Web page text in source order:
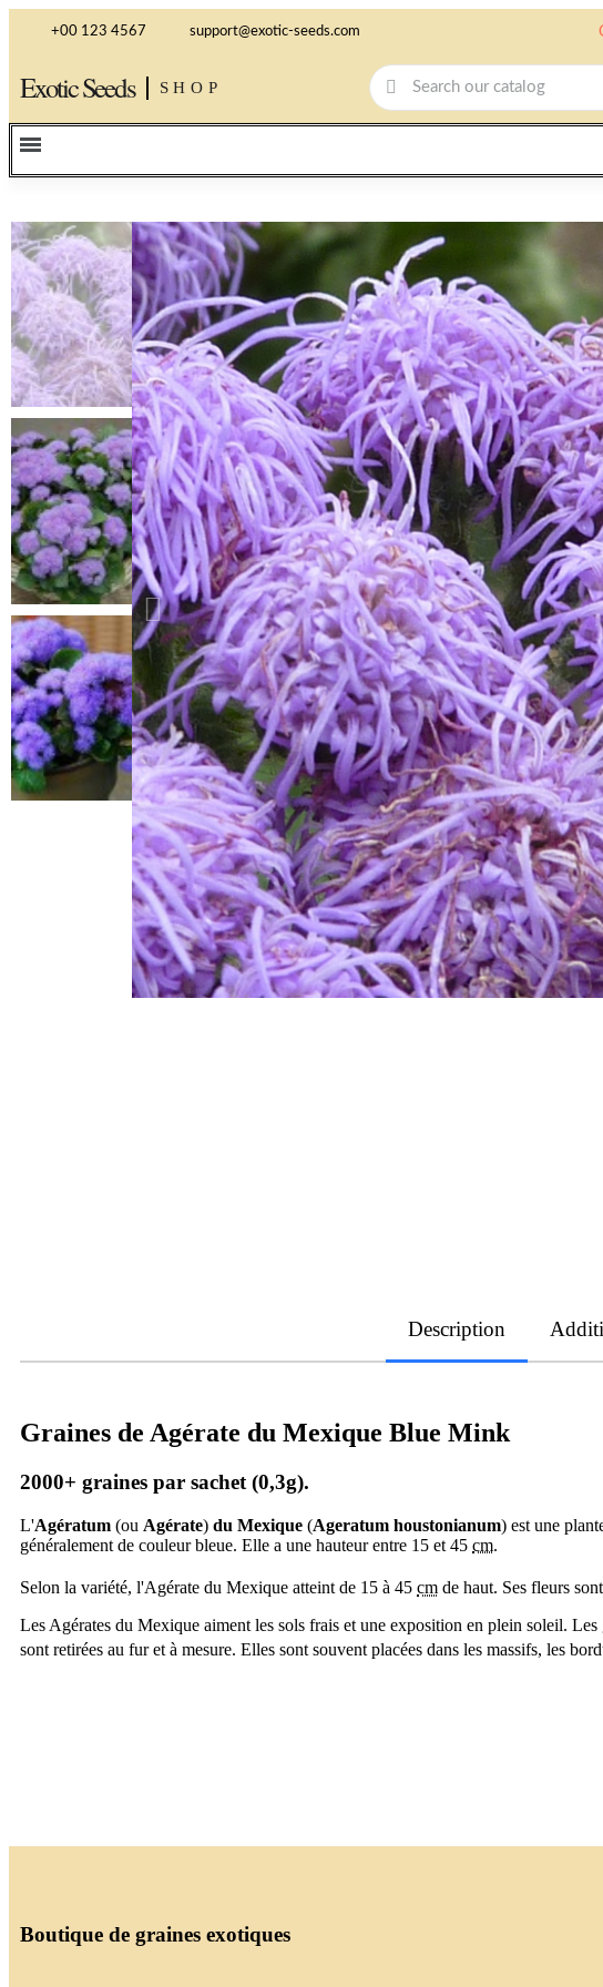
+00 123 4567 support@exotic-seeds.com
Exotic Seeds SHOP
Description
Graines de Agérate du Mexique Blue Mink
2000+ graines par sachet (0,3g).
L'Agératum (ou Agérate) du Mexique (Ageratum houstonianum) est une
généralement de couleur bleue. Elle a une hauteur entre 15 et 45 cm.
Selon la variété, l'Agérate du Mexique atteint de 15 à 45 cm de haut. Ses fleurs
Les Agérates du Mexique aiment les sols frais et une exposition en plein soleil.
sont retirées au fur et à mesure. Elles sont souvent placées dans les massifs, les
Boutique de graines exotiques